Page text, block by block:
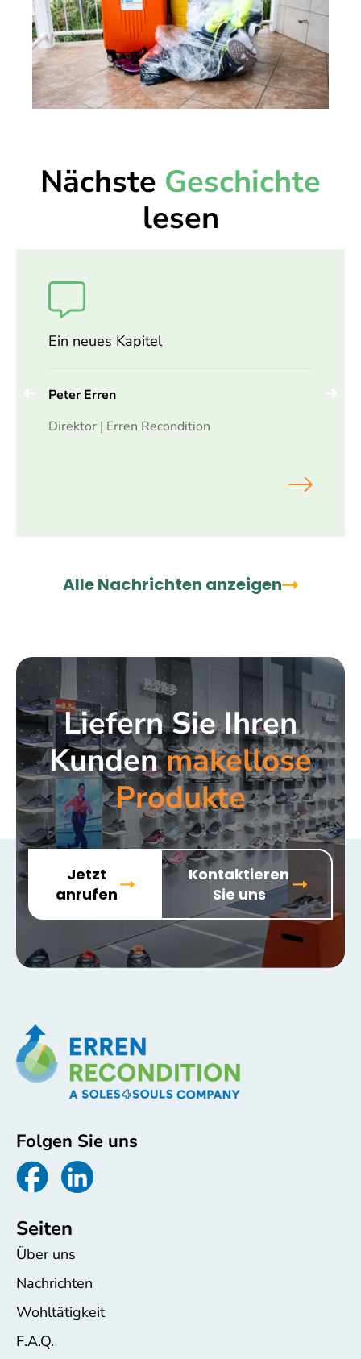
Nächste Geschichte
lesen
Ein neues Kapitel
Peter Erren
Direktor | Erren Recondition
Alle Nachrichten anzeigen
Liefern Sie Ihren
Kundenmakellose
Produkte
Jetzt
anrufen
Kontaktieren
Sie uns
Folgen Sie uns
Seiten
Über uns
Nachrichten
Wohltätigkeit
F.A.Q.